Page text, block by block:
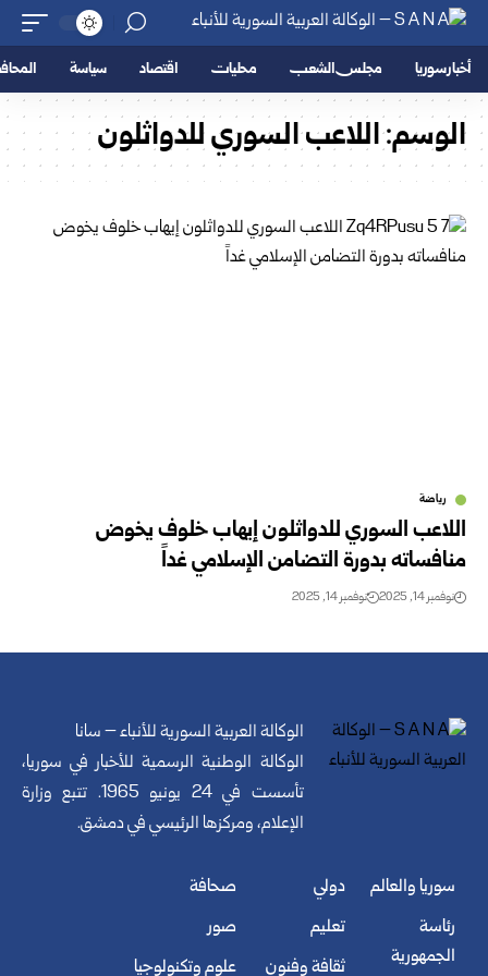
أخبار سوريا مجلس الشعب محليات اقتصاد سياسة
الوسم:اللاعب السوري للدواثلون
رياضة
اللاعب السوري للدواثلون إيهاب خلوف يخوض
منافساته بدورة التضامن الإسلامي غداً
نوفمبر 14, 2025 نوفمبر 14, 2025
الوكالة العربية السورية للأنباء – سانا
الوكالة الوطنية الرسمية للأخبار في سوريا،
تأسست في 24 يونيو 1965. تتبع وزارة
الإعلام، ومركزها الرئيسي في دمشق.
سوريا والعالم
رئاسة
الجمهورية
دولي
تعليم
ثقافة وفنون
صحافة
صور
علوم وتكنولوجيا